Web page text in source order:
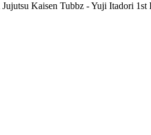
Kaisen Tubbz - Yuji Itadori